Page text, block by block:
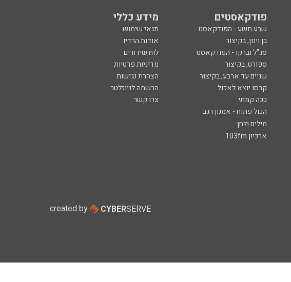
פודקאסטים מידע כללי
שבע תשע - הפודקאסט
תנאי שימוש
בן וינון, בקיצור
אודות הרדיו
סג"ל וברקו - הפודקאסט
לוח שידורים
ספורט, בקיצור
מדיניות פרטיות
שניים עד ארבע, בקיצור
הצהרת נגישות
קרסו יוצא לאכול
הרשמה לניוזלטר
ככה קמתי
צרו קשר
הכול פתוח - אמנון רגב
מילים ולחן
ארכיון 103fm
created by CYBERSERVE